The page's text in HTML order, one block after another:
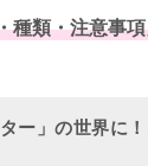
種類・注意事
ー」の世界に